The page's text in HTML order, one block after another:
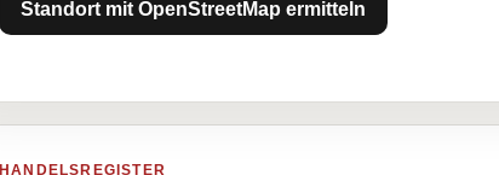
Standort mit OpenStreetMap ermitteln
HANDELSREGISTER